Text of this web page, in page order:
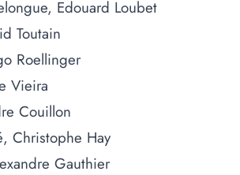
Edouard Loubet
Toutain
Roellinger
Vieira
Couillon
Christophe Hay
Gauthier